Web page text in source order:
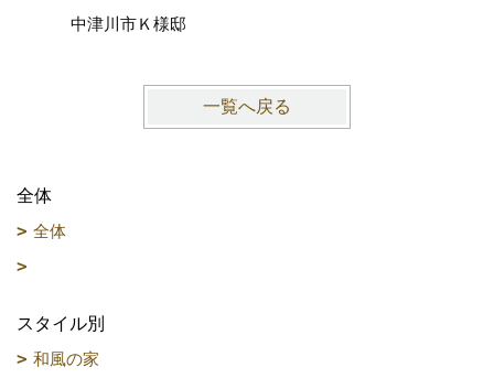
中津川市Ｋ様邸
一覧へ戻る
全体
全体
スタイル別
和風の家